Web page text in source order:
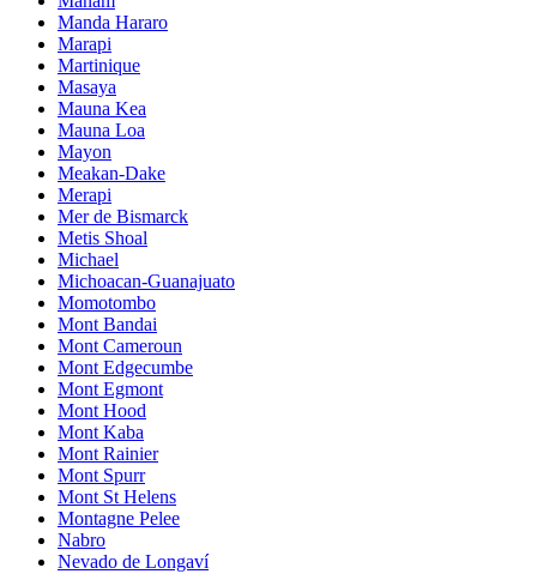
Manda Hararo
Marapi
Martinique
Masaya
Mauna Kea
Mauna Loa
Mayon
Meakan-Dake
Merapi
Mer de Bismarck
Metis Shoal
Michael
Michoacan-Guanajuato
Momotombo
Mont Bandai
Mont Cameroun
Mont Edgecumbe
Mont Egmont
Mont Hood
Mont Kaba
Mont Rainier
Mont Spurr
Mont St Helens
Montagne Pelee
Nabro
Nevado de Longaví